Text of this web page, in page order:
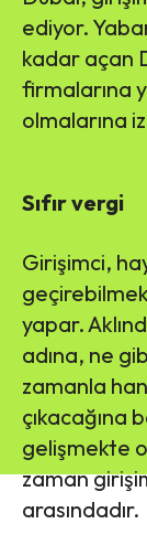
ediyor.
kadar açan
firmalarına
olmalarına
Sıfır vergi
Girişimci,
yapar.
adına, ne
zamanla
çıkacağına
gelişmekte
zaman
arasındadır.